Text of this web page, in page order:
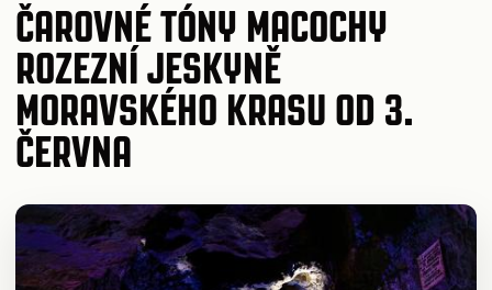
ČAROVNÉ TÓNY MACOCHY
ROZEZNÍ JESKYNĚ
MORAVSKÉHO KRASU OD 3.
ČERVNA